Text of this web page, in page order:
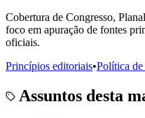
Cobertura de Congresso,
foco em apuração de fontes
oficiais.
Princípios editoriais•Política de
Assuntos desta